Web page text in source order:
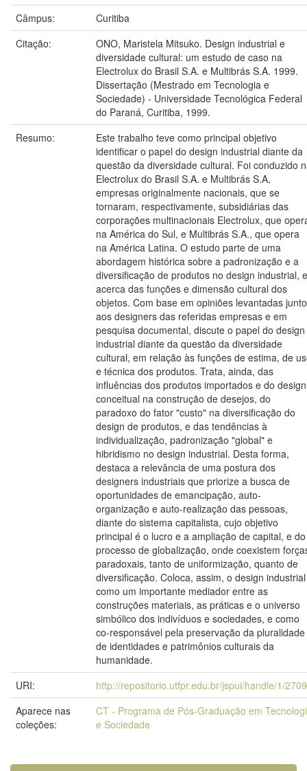
Câmpus:
Curitiba
Citação:
ONO, Maristela Mitsuko. Design industrial e
diversidade cultural: um estudo de caso na
Electrolux do Brasil S.A. e Multibrás S.A. 1999.
Dissertação (Mestrado em Tecnologia e
Sociedade) - Universidade Tecnológica Federal
do Paraná, Curitiba, 1999.
Resumo:
Este trabalho teve como principal objetivo
identificar o papel do design industrial diante da
questão da diversidade cultural. Foi conduzido
Electrolux do Brasil S.A. e Multibrás S.A,
empresas originalmente nacionais, que se
tornaram, respectivamente, subsidiárias das
corporações multinacionais Electrolux, que
na América do Sul, e Multibrás S.A., que opera
na América Latina. O estudo parte de uma
abordagem histórica sobre a padronização e a
diversificação de produtos no design industrial, e
acerca das funções e dimensão cultural dos
objetos. Com base em opiniões levantadas junto
aos designers das referidas empresas e em
pesquisa documental, discute o papel do design
industrial diante da questão da diversidade
cultural, em relação às funções de estima, de
e técnica dos produtos. Trata, ainda, das
influências dos produtos importados e do design
conceitual na construção de desejos, do
paradoxo do fator "custo" na diversificação do
design de produtos, e das tendências à
individualização, padronização "global" e
hibridismo no design industrial. Desta forma,
destaca a relevância de uma postura dos
designers industriais que priorize a busca de
oportunidades de emancipação, auto-
organização e auto-realização das pessoas,
diante do sistema capitalista, cujo objetivo
principal é o lucro e a ampliação de capital, e do
processo de globalização, onde coexistem
paradoxais, tanto de uniformização, quanto de
diversificação. Coloca, assim, o design industrial
como um importante mediador entre as
construções materiais, as práticas e o universo
simbólico dos indivíduos e sociedades, e como
co-responsável pela preservação da pluralidade
de identidades e patrimônios culturais da
humanidade.
URI:
http://repositorio.utfpr.edu.br/jspui/handle/1/
Aparece nas
coleções:
CT - Programa de Pós-Graduação em
e Sociedade